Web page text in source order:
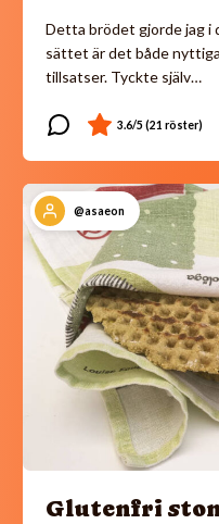
Detta brödet gjorde jag i
sättet är det både
tillsatser. Tyckte själv…
@asaeon
Glutenfri